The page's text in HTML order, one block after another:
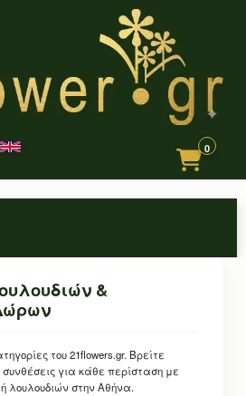
0
&
του 21flowers.gr. Βρείτε
για κάθε περίσταση με
λουλουδιών στην Αθήνα.